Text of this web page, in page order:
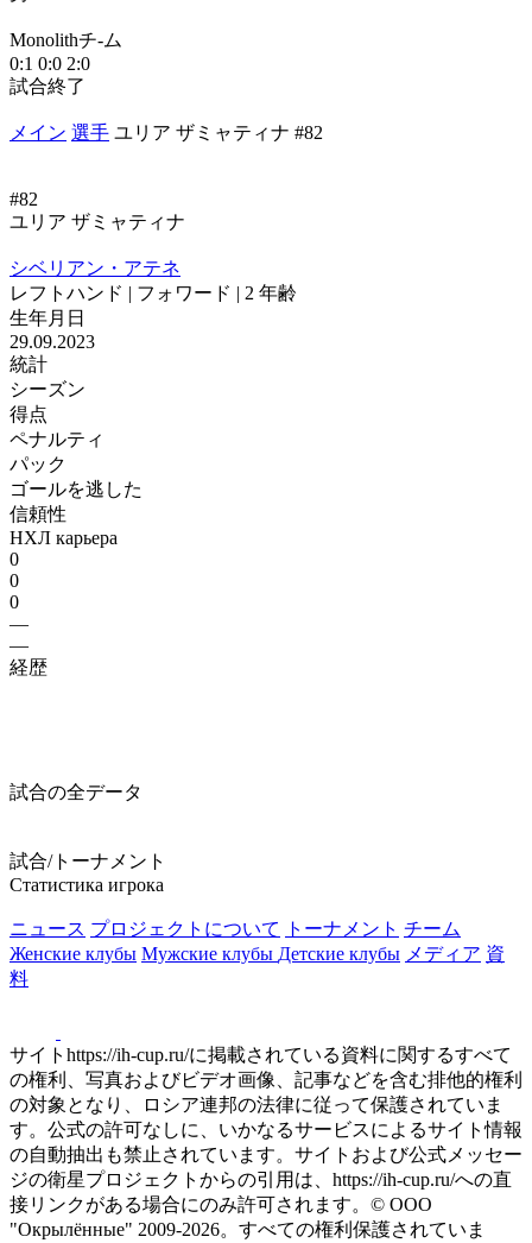
Monolithチ-ム
0:1 0:0 2:0
試合終了
メイン 選手 ユリア ザミャティナ #82
#82
ユリア ザミャティナ
シベリアン・アテネ
レフトハンド | フォワード | 2 年齢
生年月日
29.09.2023
統計
シーズン
得点
ペナルティ
パック
ゴールを逃した
信頼性
НХЛ карьера
0
0
0
—
—
経歴
試合の全データ
試合/トーナメント
Статистика игрока
ニュース プロジェクトについて トーナメント チーム
Женские клубы Мужские клубы Детские клубы メディア 資
料
サイトhttps://ih-cup.ru/に掲載されている資料に関するすべて
の権利、写真およびビデオ画像、記事などを含む排他的権利
の対象となり、ロシア連邦の法律に従って保護されていま
す。公式の許可なしに、いかなるサービスによるサイト情報
の自動抽出も禁止されています。サイトおよび公式メッセー
ジの衛星プロジェクトからの引用は、https://ih-cup.ru/への直
接リンクがある場合にのみ許可されます。© ООО
"Окрылённые" 2009-2026。すべての権利保護されていま